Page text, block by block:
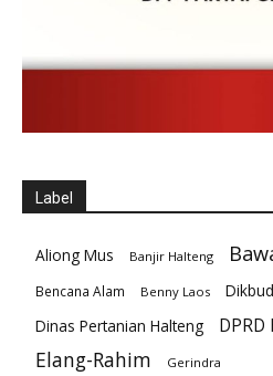
Label
Aliong Mus Banjir Halteng
Bencana Alam Benny Laos
Dinas Pertanian Halteng
Elang-Rahim Gerindra